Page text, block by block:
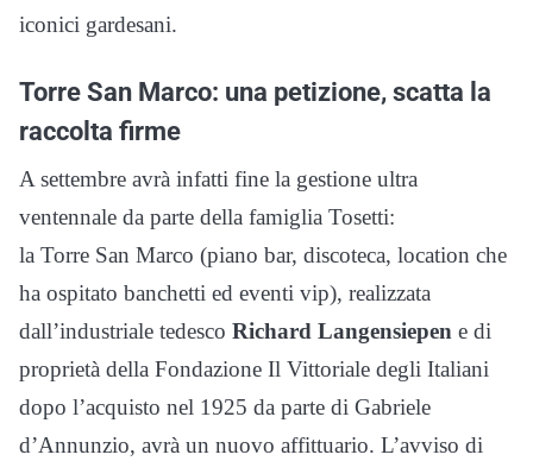
iconici gardesani.
Torre San Marco: una petizione, scatta la
raccolta firme
A settembre avrà infatti fine la gestione ultra
ventennale da parte della famiglia Tosetti:
la Torre San Marco (piano bar, discoteca, location che
ha ospitato banchetti ed eventi vip), realizzata
dall’industriale tedesco Richard Langensiepen e di
proprietà della Fondazione Il Vittoriale degli Italiani
dopo l’acquisto nel 1925 da parte di Gabriele
d’Annunzio, avrà un nuovo affittuario. L’avviso di